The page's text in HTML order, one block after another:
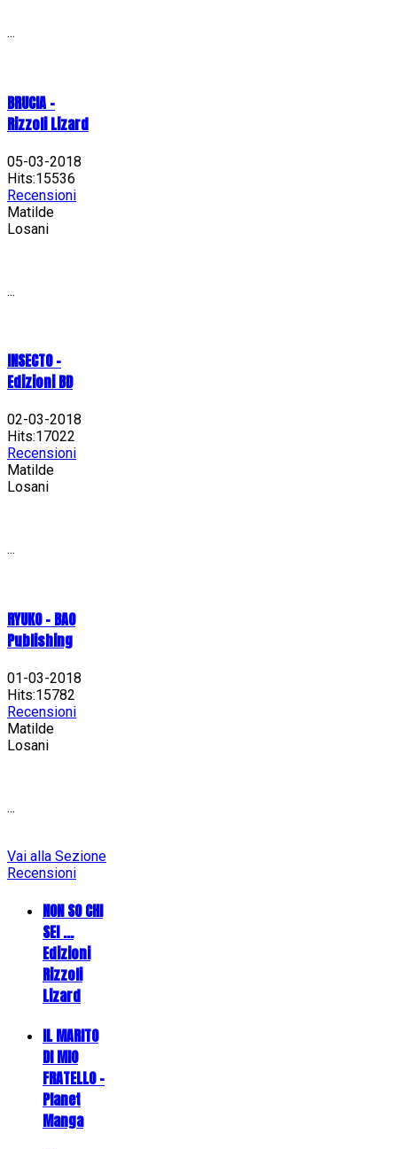
...
BRUCIA -
Rizzoli Lizard
05-03-2018
Hits:15536
Recensioni
Matilde
Losani
...
INSECTO -
Edizioni BD
02-03-2018
Hits:17022
Recensioni
Matilde
Losani
...
RYUKO - BAO
Publishing
01-03-2018
Hits:15782
Recensioni
Matilde
Losani
...
Vai alla Sezione
Recensioni
NON SO CHI
SEI ...
Edizioni
Rizzoli
Lizard
IL MARITO
DI MIO
FRATELLO -
Planet
Manga